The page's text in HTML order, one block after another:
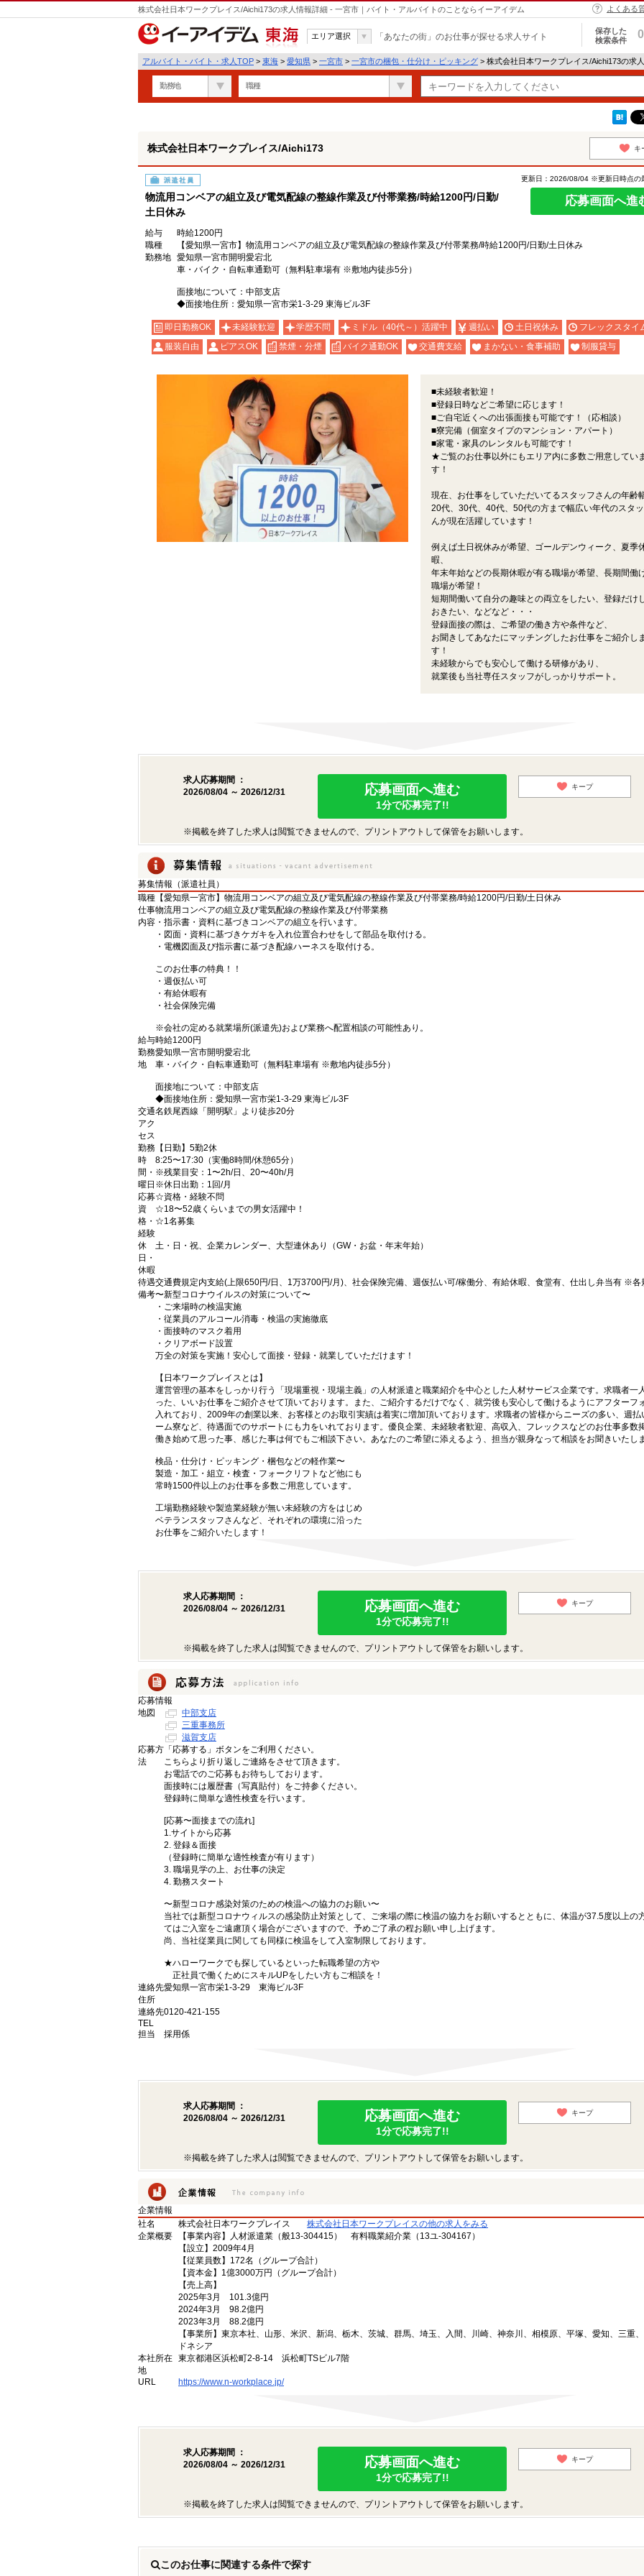
株式会社日本ワークプレイス/Aichi173の求人情報詳細 - 一宮市｜バイト・アルバイトのことならイーアイデム よくある
東海
エリア選択 「あなたの街」のお仕事が探せる求人サイト
保存した
検索条件
0
アルバイト・バイト・求人TOP > 東海 > 愛知県 > 一宮市 > 一宮市の梱包・仕分け・ピッキング > 株式会社日本ワークプレイス/Aichi173の求
勤務地 職種
株式会社日本ワークプレイス/Aichi173 キ
派遣社員
物流用コンベアの組立及び電気配線の整線作業及び付帯業務/時給1200円/日勤/
土日休み
更新日：2026/08/04 ※更新日時点の
応募画面へ進
給与
時給1200円
職種
【愛知県一宮市】物流用コンベアの組立及び電気配線の整線作業及び付帯業務/時給1200円/日勤/土日休み
勤務地 愛知県一宮市開明愛宕北
車・バイク・自転車通勤可（無料駐車場有 ※敷地内徒歩5分）
面接地について：中部支店
◆面接地住所：愛知県一宮市栄1-3-29 東海ビル3F
即日勤務OK 未経験歓迎 学歴不問 ミドル（40代～）活躍中 週払い 土日祝休み
フレックスタイ
服装自由
ピアスOK 禁煙・分煙 バイク通勤OK 交通費支給 まかない・食事補助 制服貸与
■未経験者歓迎！
■登録日時などご希望に応じます！
■ご自宅近くへの出張面接も可能です！（応相談）
■寮完備（個室タイプのマンション・アパート）
■家電・家具のレンタルも可能です！
★ご覧のお仕事以外にもエリア内に多数ご用意してい
す！
現在、お仕事をしていただいてるスタッフさんの年齢
20代、30代、40代、50代の方まで幅広い年代のスタ
んが現在活躍しています！
例えば土日祝休みが希望、ゴールデンウィーク、夏季
暇、
年末年始などの長期休暇が有る職場が希望、長期間働
職場が希望！
短期間働いて自分の趣味との両立をしたい、登録だけ
おきたい、などなど・・・
登録面接の際は、ご希望の働き方や条件など、
お聞きしてあなたにマッチングしたお仕事をご紹介し
す！
未経験からでも安心して働ける研修があり、
就業後も当社専任スタッフがしっかりサポート。
求人応募期間 ：
2026/08/04 ～ 2026/12/31
応募画面へ進む
1分で応募完了!!
キープ
※掲載を終了した求人は閲覧できませんので、プリントアウトして保管をお願いします。
募集情報（派遣社員）
職種 【愛知県一宮市】物流用コンベアの組立及び電気配線の整線作業及び付帯業務/時給1200円/日勤/土日休み
仕事
内容
物流用コンベアの組立及び電気配線の整線作業及び付帯業務
・指示書・資料に基づきコンベアの組立を行います。
・図面・資料に基づきケガキを入れ位置合わせをして部品を取付ける。
・電機図面及び指示書に基づき配線ハーネスを取付ける。
このお仕事の特典！！
・週仮払い可
・有給休暇有
・社会保険完備
※会社の定める就業場所(派遣先)および業務へ配置相談の可能性あり。
給与時給1200円
勤務
地
愛知県一宮市開明愛宕北
車・バイク・自転車通勤可（無料駐車場有 ※敷地内徒歩5分）
面接地について：中部支店
◆面接地住所：愛知県一宮市栄1-3-29 東海ビル3F
交通
アク
セス
名鉄尾西線「開明駅」より徒歩20分
勤務
時
間・
曜日
【日勤】5勤2休
8:25〜17:30（実働8時間/休憩65分）
※残業目安：1〜2h/日、20〜40h/月
※休日出勤：1回/月
応募
資
格・
経験
☆資格・経験不問
☆18〜52歳くらいまでの男女活躍中！
☆1名募集
休
日・
休暇
土・日・祝、企業カレンダー、大型連休あり（GW・お盆・年末年始）
待遇交通費規定内支給(上限650円/日、1万3700円/月)、社会保険完備、週仮払い可/稼働分、有給休暇、食堂有、仕出し弁当有 ※各
備考〜新型コロナウイルスの対策について〜
・ご来場時の検温実施
・従業員のアルコール消毒・検温の実施徹底
・面接時のマスク着用
・クリアボード設置
万全の対策を実施！安心して面接・登録・就業していただけます！
【日本ワークプレイスとは】
運営管理の基本をしっかり行う「現場重視・現場主義」の人材派遣と職業紹介を中心とした人材サービス企業です。求職者一
った、いいお仕事をご紹介させて頂いております。また、ご紹介するだけでなく、就労後も安心して働けるようにアフターフ
入れており、2009年の創業以来、お客様とのお取引実績は着実に増加頂いております。求職者の皆様からニーズの多い、週払
ーム寮など、待遇面でのサポートにも力をいれております。優良企業、未経験者歓迎、高収入、フレックスなどのお仕事多数
働き始めて思った事、感じた事は何でもご相談下さい。あなたのご希望に添えるよう、担当が親身なって相談をお聞きいたし
検品・仕分け・ピッキング・梱包などの軽作業〜
製造・加工・組立・検査・フォークリフトなど他にも
常時1500件以上のお仕事を多数ご用意しています。
工場勤務経験や製造業経験が無い未経験の方をはじめ
ベテランスタッフさんなど、それぞれの環境に沿った
お仕事をご紹介いたします！
求人応募期間 ：
2026/08/04 ～ 2026/12/31
応募画面へ進む
1分で応募完了!!
キープ
※掲載を終了した求人は閲覧できませんので、プリントアウトして保管をお願いします。
応募情報
地図
中部支店
三重事務所
滋賀支店
応募方
法
「応募する」ボタンをご利用ください。
こちらより折り返しご連絡をさせて頂きます。
お電話でのご応募もお待ちしております。
面接時には履歴書（写真貼付）をご持参ください。
登録時に簡単な適性検査を行います。
[応募〜面接までの流れ]
1.サイトから応募
2. 登録＆面接
（登録時に簡単な適性検査が有ります）
3. 職場見学の上、お仕事の決定
4. 勤務スタート
〜新型コロナ感染対策のための検温への協力のお願い〜
当社では新型コロナウィルスの感染防止対策として、ご来場の際に検温の協力をお願いするとともに、体温が37.5度以上の
てはご入室をご遠慮頂く場合がございますので、予めご了承の程お願い申し上げます。
尚、当社従業員に関しても同様に検温をして入室制限しております。
★ハローワークでも探しているといった転職希望の方や
正社員で働くためにスキルUPをしたい方もご相談を！
連絡先
住所
愛知県一宮市栄1-3-29 東海ビル3F
連絡先
TEL
0120-421-155
担当 採用係
求人応募期間 ：
2026/08/04 ～ 2026/12/31
応募画面へ進む
1分で応募完了!!
キープ
※掲載を終了した求人は閲覧できませんので、プリントアウトして保管をお願いします。
企業情報
社名
株式会社日本ワークプレイス
株式会社日本ワークプレイスの他の求人をみる
企業概要
【事業内容】人材派遣業（般13-304415） 有料職業紹介業（13ユ-304167）
【設立】2009年4月
【従業員数】172名（グループ合計）
【資本金】1億3000万円（グループ合計）
【売上高】
2025年3月 101.3億円
2024年3月 98.2億円
2023年3月 88.2億円
【事業所】東京本社、山形、米沢、新潟、栃木、茨城、群馬、埼玉、入間、川崎、神奈川、相模原、平塚、愛知、三重
ドネシア
本社所在
地
東京都港区浜松町2-8-14 浜松町TSビル7階
URL https://www.n-workplace.jp/
求人応募期間 ：
2026/08/04 ～ 2026/12/31
応募画面へ進む
1分で応募完了!!
キープ
※掲載を終了した求人は閲覧できませんので、プリントアウトして保管をお願いします。
このお仕事に関連する条件で探す